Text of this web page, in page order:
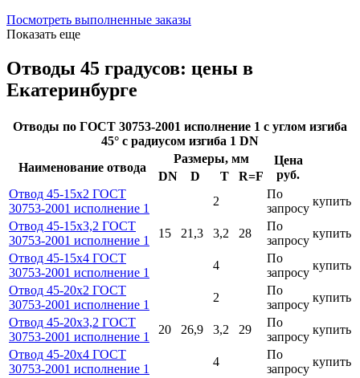
Посмотреть выполненные заказы
Показать еще
Отводы 45 градусов: цены в
Екатеринбурге
Отводы по ГОСТ 30753-2001 исполнение 1 с углом изгиба
45° с радиусом изгиба 1 DN
Наименование отвода
Размеры, мм
Цена
руб.
DN D T
R=F
Отвод 45-15х2 ГОСТ
30753-2001 исполнение 1
15
21,3
2
28
По
запросу
купить
Отвод 45-15х3,2 ГОСТ
30753-2001 исполнение 1
3,2
По
запросу
купить
Отвод 45-15х4 ГОСТ
30753-2001 исполнение 1
4
По
запросу
купить
Отвод 45-20х2 ГОСТ
30753-2001 исполнение 1
20
26,9
2
29
По
запросу
купить
Отвод 45-20х3,2 ГОСТ
30753-2001 исполнение 1
3,2
По
запросу
купить
Отвод 45-20х4 ГОСТ
30753-2001 исполнение 1
4
По
запросу
купить